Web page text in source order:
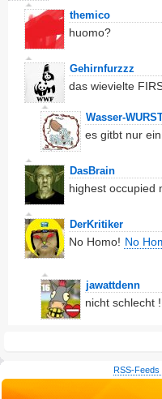
themico
huomo?
Gehirnfurzzz
das wievielte
Wasser-
es gitbt nur
DasBrain
highest occupied
DerKritiker
No Homo! No
jawattdenn
nicht schlecht
RSS-Feeds